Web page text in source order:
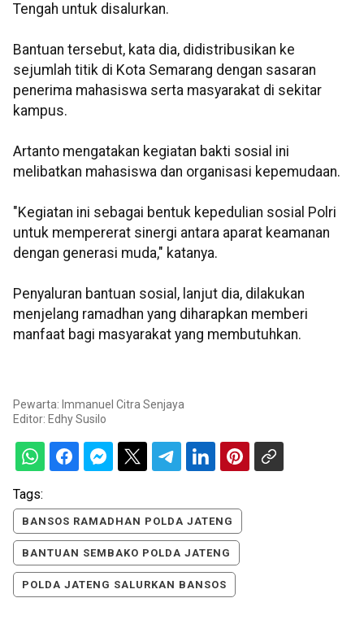
Tengah untuk disalurkan.
Bantuan tersebut, kata dia, didistribusikan ke
sejumlah titik di Kota Semarang dengan sasaran
penerima mahasiswa serta masyarakat di sekitar
kampus.
Artanto mengatakan kegiatan bakti sosial ini
melibatkan mahasiswa dan organisasi kepemudaan.
"Kegiatan ini sebagai bentuk kepedulian sosial Polri
untuk mempererat sinergi antara aparat keamanan
dengan generasi muda," katanya.
Penyaluran bantuan sosial, lanjut dia, dilakukan
menjelang ramadhan yang diharapkan memberi
manfaat bagi masyarakat yang membutuhkan.
Pewarta: Immanuel Citra Senjaya
Editor: Edhy Susilo
Tags:
BANSOS RAMADHAN POLDA JATENG
BANTUAN SEMBAKO POLDA JATENG
POLDA JATENG SALURKAN BANSOS